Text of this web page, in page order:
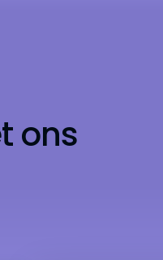
ons